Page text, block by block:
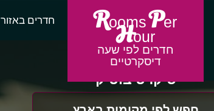
חדרים באזור Rooms Per
Hour
חדרים לפי שעה
דיסקרטיים
סיקרט בוטיק